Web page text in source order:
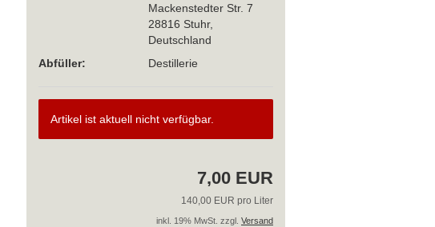
Mackenstedter Str. 7
28816 Stuhr,
Deutschland
Abfüller:
Destillerie
Artikel ist aktuell nicht verfügbar.
7,00 EUR
140,00 EUR pro Liter
inkl. 19% MwSt. zzgl. Versand